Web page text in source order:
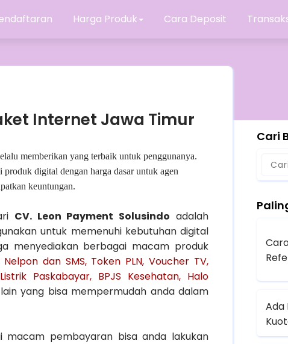
Harga Produk Cara Deposit
Internet Jawa Timur
memberikan yang terbaik untuk penggunanya.
digital dengan harga dasar untuk agen
keuntungan.
CV. Leon Payment Solusindo adalah
untuk memenuhi kebutuhan digital
menyediakan berbagai macam produk
dan SMS, Token PLN, Voucher TV,
Paskabayar, BPJS Kesehatan, Halo
yang bisa mempermudah anda dalam
macam pembayaran bisa anda lakukan
Cari
Ada